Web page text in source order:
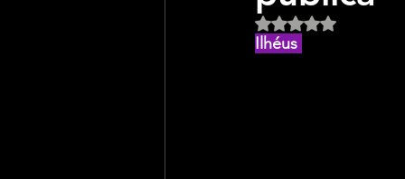
Avaliado com NaN
Ilhéus